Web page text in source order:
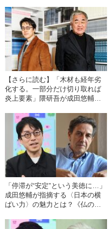
【さらに読む】「木材も経年劣
化する。一部分だけ切り取れば
炎上要素」隈研吾が成田悠輔に
「停滞が“安定”という美徳に…」
成田悠輔が指摘する〈日本の横
ばい力〉の魅力とは？《仏の歴